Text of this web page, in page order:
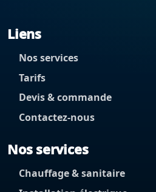
Liens
Nos services
Tarifs
Devis & commande
Contactez-nous
Nos services
Chauffage & sanitaire